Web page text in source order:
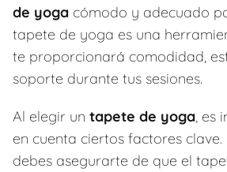
de yoga cómodo y adecuado
tapete de yoga es una
te proporcionará comodidad,
soporte durante tus sesiones.
Al elegir un tapete de yoga, es
en cuenta ciertos factores
debes asegurarte de que el